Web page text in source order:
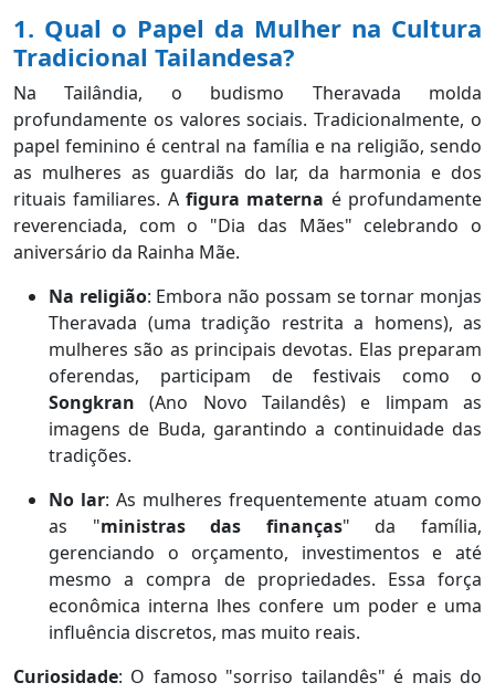
1. Qual o Papel da Mulher na Cultura
Tradicional Tailandesa?
Na Tailândia, o budismo Theravada molda
profundamente os valores sociais. Tradicionalmente, o
papel feminino é central na família e na religião, sendo
as mulheres as guardiãs do lar, da harmonia e dos
rituais familiares. A figura materna é profundamente
reverenciada, com o "Dia das Mães" celebrando o
aniversário da Rainha Mãe.
Na religião: Embora não possam se tornar monjas
Theravada (uma tradição restrita a homens), as
mulheres são as principais devotas. Elas preparam
oferendas, participam de festivais como o
Songkran(Ano Novo Tailandês) e limpam as
imagens de Buda, garantindo a continuidade das
tradições.
No lar: As mulheres frequentemente atuam como
as "ministras das finanças" da família,
gerenciando o orçamento, investimentos e até
mesmo a compra de propriedades. Essa força
econômica interna lhes confere um poder e uma
influência discretos, mas muito reais.
Curiosidade: O famoso "sorriso tailandês" é mais do